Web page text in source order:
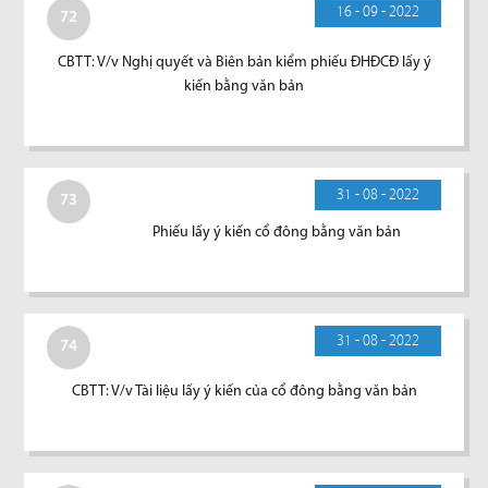
72 16 - 09 - 2022
CBTT: V/v Nghị quyết và Biên bản kiểm phiếu ĐHĐCĐ lấy ý
kiến bằng văn bản
73 31 - 08 - 2022
Phiếu lấy ý kiến cổ đông bằng văn bản
74 31 - 08 - 2022
CBTT: V/v Tài liệu lấy ý kiến của cổ đông bằng văn bản